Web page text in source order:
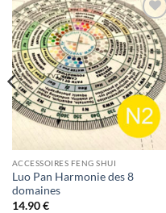
Ajouter
à la liste
d’envies
ACCESSOIRES FENG SHUI
Luo Pan Harmonie des 8
domaines
14.90€